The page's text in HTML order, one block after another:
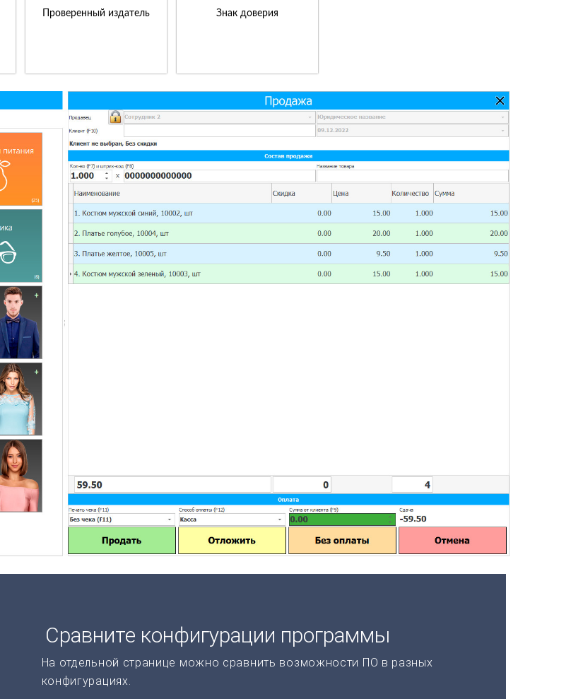
Проверенный издатель Знак доверия
Сравните конфигурации программы
На отдельной странице можно сравнить возможности ПО в разных
конфигурациях.